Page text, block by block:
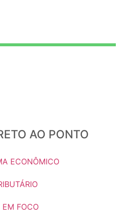
AO PONTO
ECONÔMICO
EM FOCO